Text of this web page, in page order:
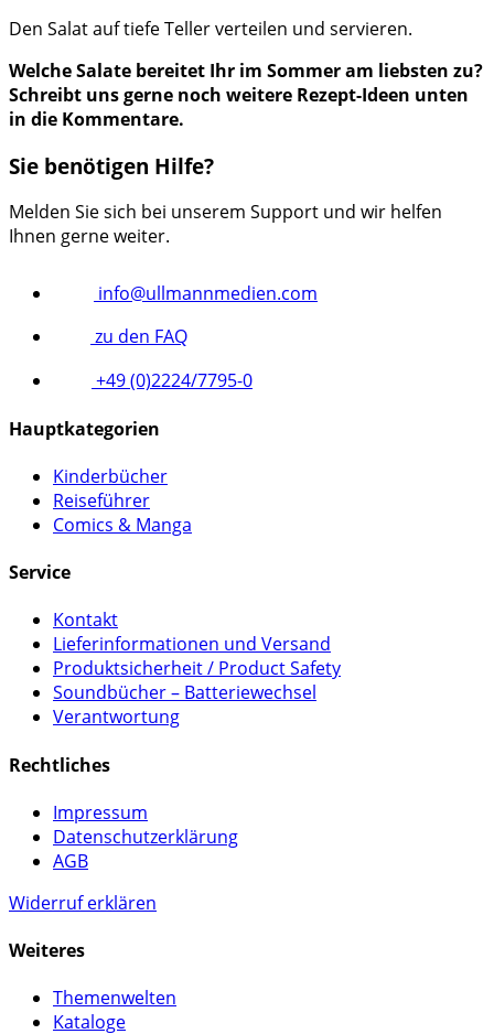
Den Salat auf tiefe Teller verteilen und servieren.
Welche Salate bereitet Ihr im Sommer am liebsten zu?
Schreibt uns gerne noch weitere Rezept-Ideen unten
in die Kommentare.
Sie benötigen Hilfe?
Melden Sie sich bei unserem Support und wir helfen
Ihnen gerne weiter.
info@ullmannmedien.com
zu den FAQ
+49 (0)2224/7795-0
Hauptkategorien
Kinderbücher
Reiseführer
Comics & Manga
Service
Kontakt
Lieferinformationen und Versand
Produktsicherheit / Product Safety
Soundbücher – Batteriewechsel
Verantwortung
Rechtliches
Impressum
Datenschutzerklärung
AGB
Widerruf erklären
Weiteres
Themenwelten
Kataloge